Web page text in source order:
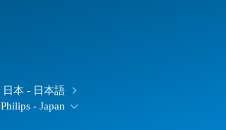
日本 - 日本語
Philips - Japan